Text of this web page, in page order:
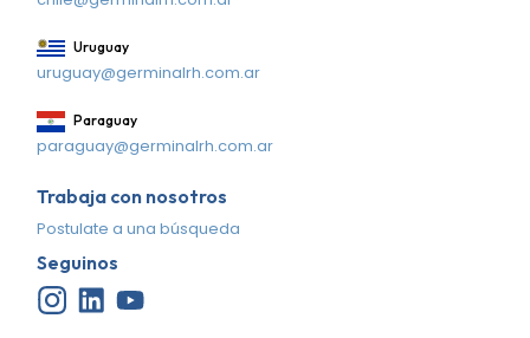
Uruguay
uruguay@germinalrh.com.ar
Paraguay
paraguay@germinalrh.com.ar
Trabaja con nosotros
Postulate a una búsqueda
Seguinos